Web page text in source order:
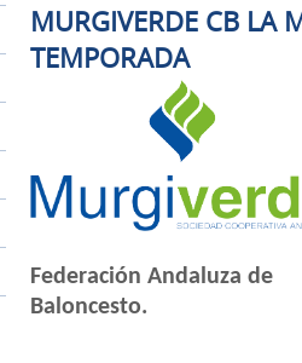
MURGIVERDE CB LA
TEMPORADA
Federación Andaluza de
Baloncesto.